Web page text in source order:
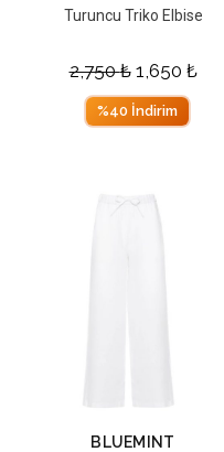
Turuncu Triko Elbise
2,750₺ 1,650 ₺
%40 İndirim
BLUEMINT